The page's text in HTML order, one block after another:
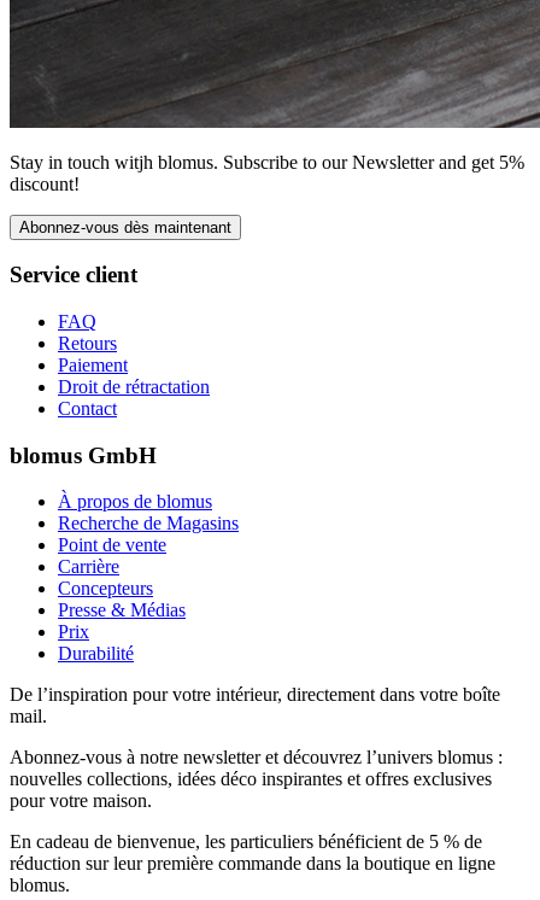
Stay in touch witjh blomus. Subscribe to our Newsletter and get 5%
discount!
Abonnez-vous dès maintenant
Service client
FAQ
Retours
Paiement
Droit de rétractation
Contact
blomus GmbH
À propos de blomus
Recherche de Magasins
Point de vente
Carrière
Concepteurs
Presse & Médias
Prix
Durabilité
De l’inspiration pour votre intérieur, directement dans votre boîte
mail.
Abonnez-vous à notre newsletter et découvrez l’univers blomus :
nouvelles collections, idées déco inspirantes et offres exclusives
pour votre maison.
En cadeau de bienvenue, les particuliers bénéficient de 5 % de
réduction sur leur première commande dans la boutique en ligne
blomus.